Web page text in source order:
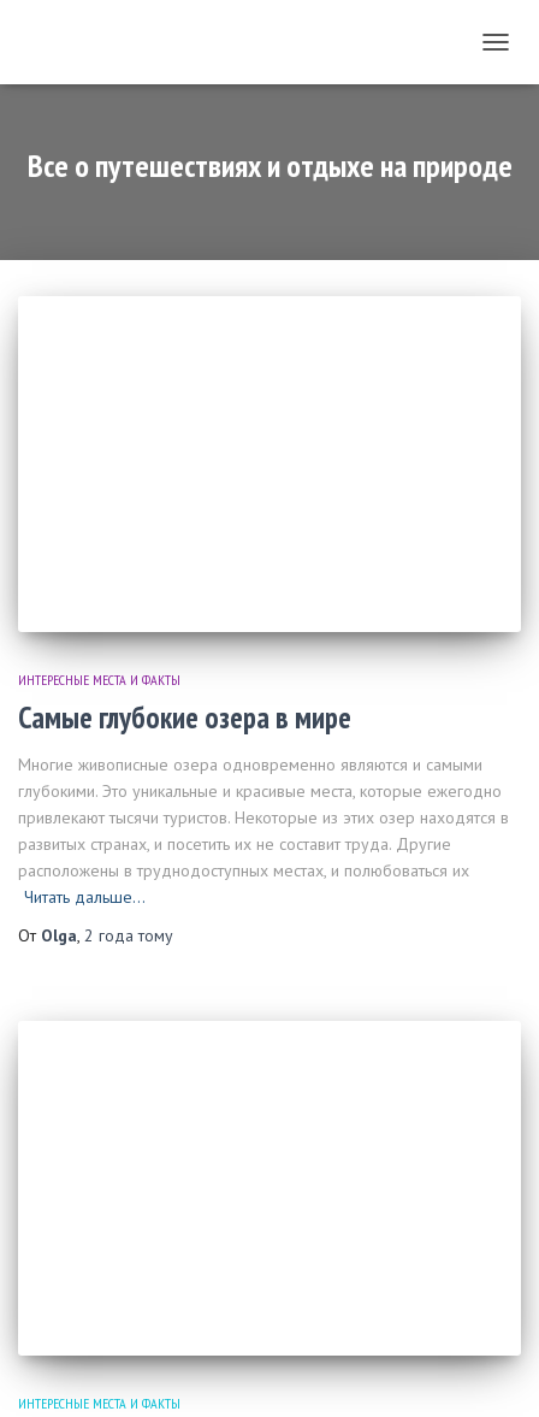
Все о путешествиях и отдыхе на природе
ИНТЕРЕСНЫЕ МЕСТА И ФАКТЫ
Самые глубокие озера в мире
Многие живописные озера одновременно являются и самыми
глубокими. Это уникальные и красивые места, которые ежегодно
привлекают тысячи туристов. Некоторые из этих озер находятся в
развитых странах, и посетить их не составит труда. Другие
расположены в труднодоступных местах, и полюбоваться их
Читать дальше…
От Olga, 2 года тому
ИНТЕРЕСНЫЕ МЕСТА И ФАКТЫ